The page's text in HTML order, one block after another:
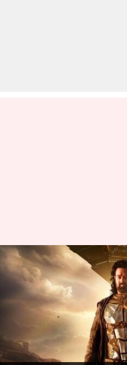
Kalki 2898
వైరల్
ప్రదర్శన
Feb 11, 2024
ఈ వార్తాకథనం ఏంటి